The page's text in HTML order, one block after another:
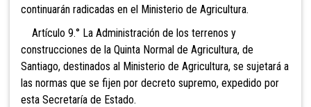
continuarán radicadas en el Ministerio de Agricultura.
Artículo 9.° La Administración de los terrenos y
construcciones de la Quinta Normal de Agricultura, de
Santiago, destinados al Ministerio de Agricultura, se sujetará a
las normas que se fijen por decreto supremo, expedido por
esta Secretaría de Estado.